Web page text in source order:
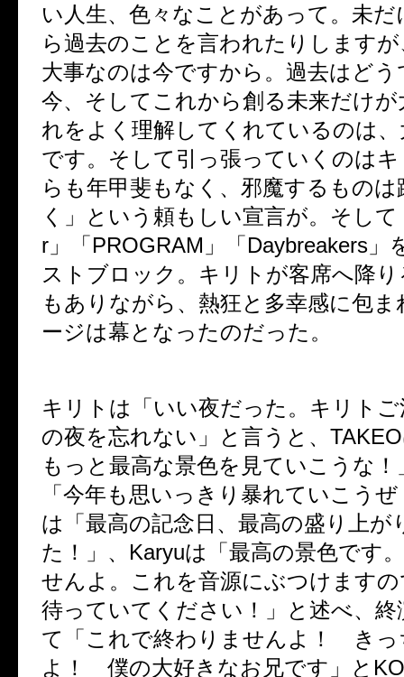
い人生、色々なことがあって。未
ら過去のことを言われたりします
大事なのは今ですから。過去はど
今、そしてこれから創る未来だけ
れをよく理解してくれているのは
です。そして引っ張っていくのは
らも年甲斐もなく、邪魔するもの
く」という頼もしい宣言が。そして
r」「PROGRAM」「Daybreakers」
ストブロック。キリトが客席へ降
もありながら、熱狂と多幸感に包
ージは幕となったのだった。
キリトは「いい夜だった。キリト
の夜を忘れない」と言うと、
もっと最高な景色を見ていこうな
「今年も思いっきり暴れていこう
は「最高の記念日、最高の盛り上が
た！」、Karyuは「最高の景色です
せんよ。これを音源にぶつけます
待っていてください！」と述べ、
て「これで終わりませんよ！ きっ
よ！ 僕の大好きなお兄です」と